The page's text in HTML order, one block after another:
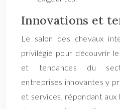
Innovations et
Le salon des chevaux
privilégié pour découvrir
et tendances du
entreprises innovantes y
et services, répondant aux